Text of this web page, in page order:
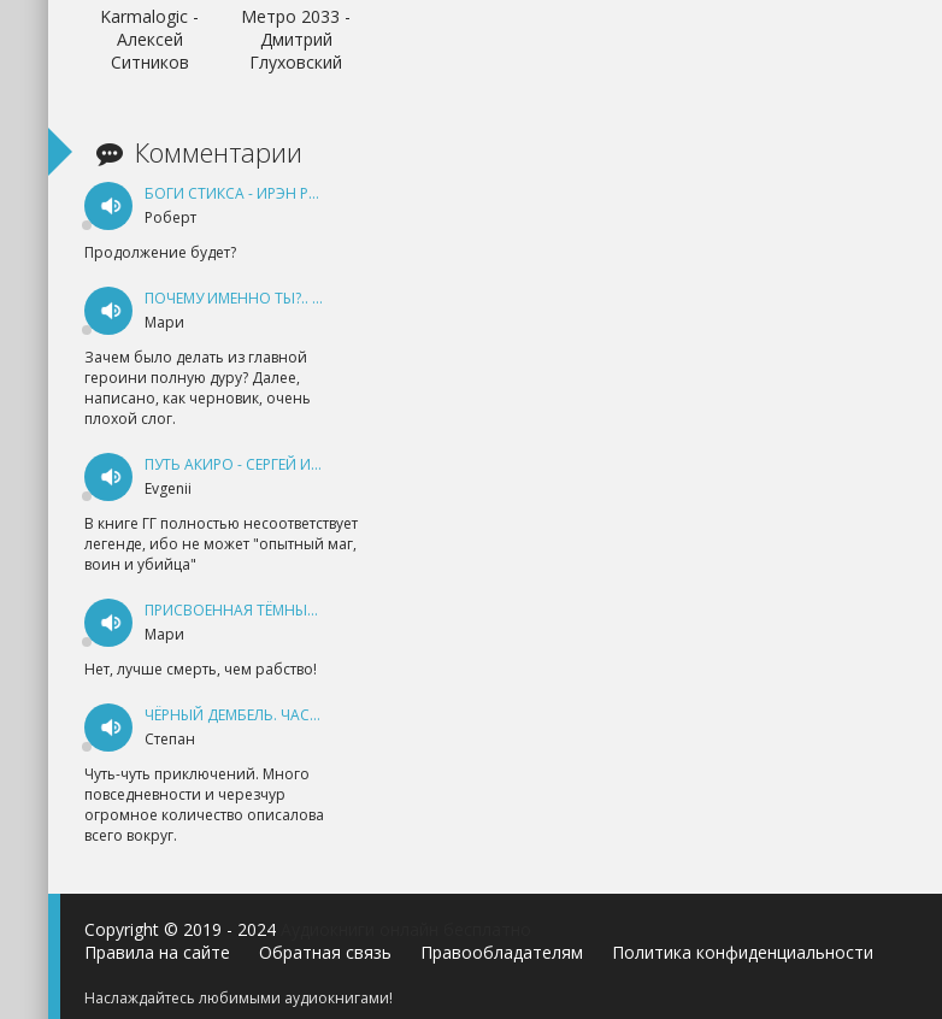
Karmalogic -
Алексей
Ситников
Метро 2033 -
Дмитрий
Глуховский
Комментарии
БОГИ СТИКСА - ИРЭН РУДКЕВИЧ
Роберт
Продолжение будет?
ПОЧЕМУ ИМЕННО ТЫ?.. КНИГА 1 - ЕКАТЕРИНА ЮДИНА
Мари
Зачем было делать из главной
героини полную дуру? Далее,
написано, как черновик, очень
плохой слог.
ПУТЬ АКИРО - СЕРГЕЙ ИЗМАЙЛОВ
Evgenii
В книге ГГ полностью несоответствует
легенде, ибо не может "опытный маг,
воин и убийца"
ПРИСВОЕННАЯ ТЁМНЫМ. ПРОКЛЯТАЯ ЛЮБОВЬ - АННА ГЕРР
Мари
Нет, лучше смерть, чем рабство!
ЧЁРНЫЙ ДЕМБЕЛЬ. ЧАСТЬ 1 - АНДРЕЙ ФЕДИН
Степан
Чуть-чуть приключений. Много
повседневности и черезчур
огромное количество описалова
всего вокруг.
Copyright © 2019 - 2024
Правила на сайте
Обратная связь Правообладателям Политика конфиденциальности
Наслаждайтесь любимыми аудиокнигами!